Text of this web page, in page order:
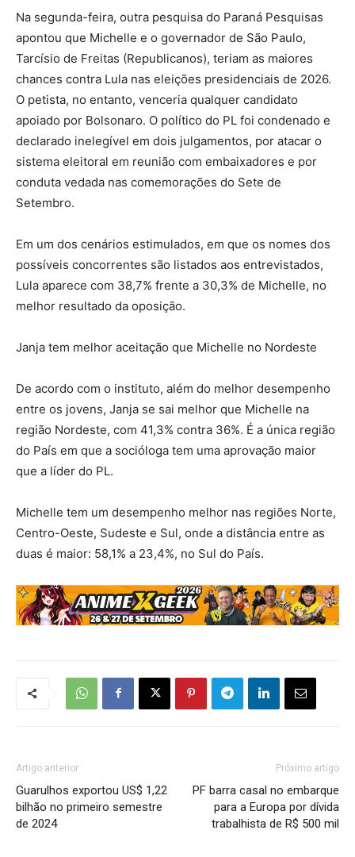
Na segunda-feira, outra pesquisa do Paraná Pesquisas
apontou que Michelle e o governador de São Paulo,
Tarcísio de Freitas (Republicanos), teriam as maiores
chances contra Lula nas eleições presidenciais de 2026.
O petista, no entanto, venceria qualquer candidato
apoiado por Bolsonaro. O político do PL foi condenado e
declarado inelegível em dois julgamentos, por atacar o
sistema eleitoral em reunião com embaixadores e por
conduta vedada nas comemorações do Sete de
Setembro.
Em um dos cenários estimulados, em que os nomes dos
possíveis concorrentes são listados aos entrevistados,
Lula aparece com 38,7% frente a 30,3% de Michelle, no
melhor resultado da oposição.
Janja tem melhor aceitação que Michelle no Nordeste
De acordo com o instituto, além do melhor desempenho
entre os jovens, Janja se sai melhor que Michelle na
região Nordeste, com 41,3% contra 36%. É a única região
do País em que a socióloga tem uma aprovação maior
que a líder do PL.
Michelle tem um desempenho melhor nas regiões Norte,
Centro-Oeste, Sudeste e Sul, onde a distância entre as
duas é maior: 58,1% a 23,4%, no Sul do País.
Artigo anterior
Guarulhos exportou US$ 1,22
bilhão no primeiro semestre
de 2024
Próximo artigo
PF barra casal no embarque
para a Europa por dívida
trabalhista de R$ 500 mil